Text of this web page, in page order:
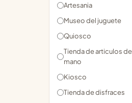
Artesania
Museo del juguete
Quiosco
Tienda de articulos
mano
Kiosco
Tienda de disfraces